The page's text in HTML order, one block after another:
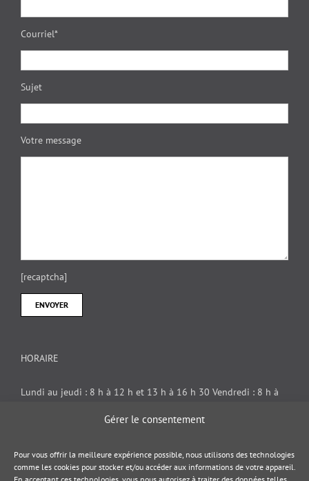
Gérer le consentement
Pour vous offrir la meilleure expérience possible, nous utilisons des technologies
comme les cookies pour stocker et/ou accéder aux informations de votre appareil.
Courriel*
Sujet
Votre message
[recaptcha]
HORAIRE
Lundi au jeudi : 8 h à 12 h et 13 h à 16 h 30 Vendredi : 8 h à
DOCUMENT JURIDIQUE